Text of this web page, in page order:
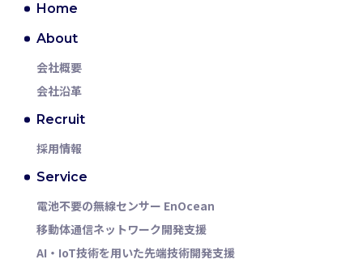
Home
About
会社概要
会社沿革
Recruit
採用情報
Service
電池不要の無線センサー EnOcean
移動体通信ネットワーク開発支援
AI・IoT技術を用いた先端技術開発支援